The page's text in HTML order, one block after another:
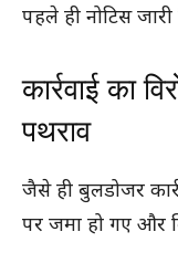
पहले ही नोटिस
कार्रवाई का
पथराव
जैसे ही बुलडोजर
पर जमा हो गए और